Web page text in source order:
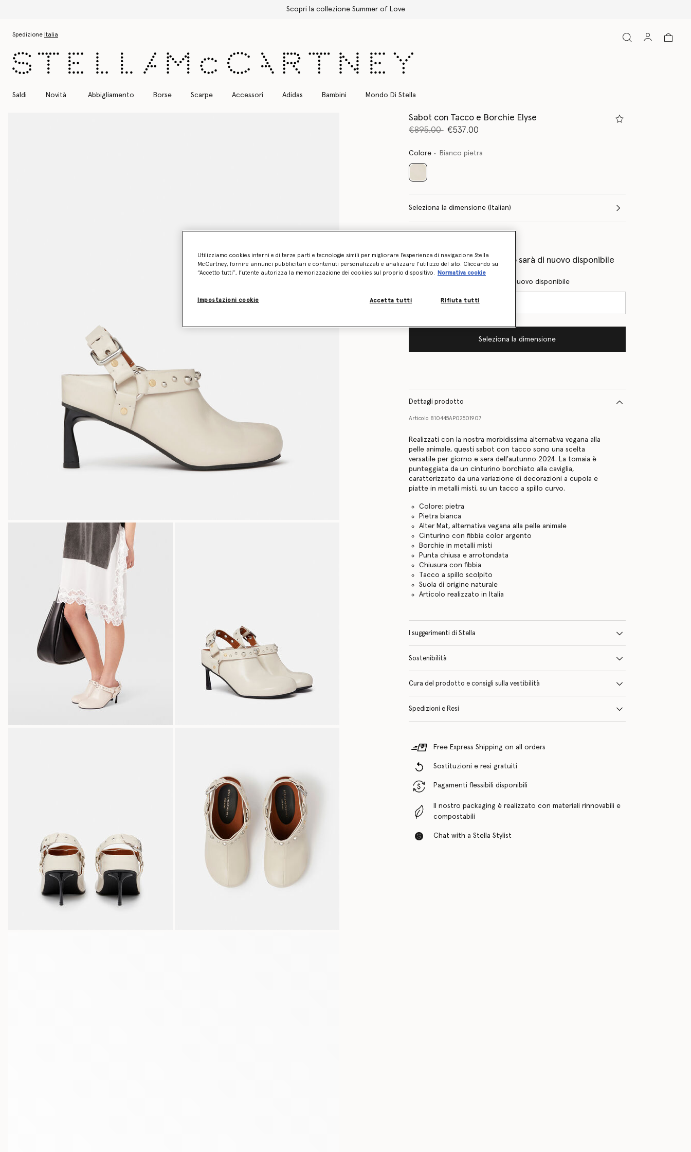
Spedizione Express gratuita per tutti gli ordini
Spedizione Italia
Saldi Novità Abbigliamento Borse Scarpe Accessori Adidas Bambini Mondo Di Stella
Sabot con Tacco e Borchie Elyse
Prezzo ridotto da
€895.00a€537.00
Colore Bianco pietra
selezionato
Seleziona la dimensione (Italian)
Scopri in anteprima quando sarà di nuovo disponibile
l’articolo
Inviami un’e-mail quando sarà di nuovo disponibile
Seleziona la dimensione
Dettagli prodotto
Articolo 810445AP02501907
Realizzati con la nostra morbidissima alternativa vegana alla
pelle animale, questi sabot con tacco sono una scelta
versatile per giorno e sera dell'autunno 2024. La tomaia è
punteggiata da un cinturino borchiato alla caviglia,
caratterizzato da una variazione di decorazioni a cupola e
piatte in metalli misti, su un tacco a spillo curvo.
Colore: pietra
Pietra bianca
Alter Mat, alternativa vegana alla pelle animale
Cinturino con fibbia color argento
Borchie in metalli misti
Punta chiusa e arrotondata
Chiusura con fibbia
Tacco a spillo scolpito
Suola di origine naturale
Articolo realizzato in Italia
I suggerimenti di Stella
Sostenibilità
Cura del prodotto e consigli sulla vestibilità
Spedizioni e Resi
Free Express Shipping on all orders
Sostituzioni e resi gratuiti
Pagamenti flessibili disponibili
Il nostro packaging è realizzato con materiali rinnovabili e
compostabili
Chat with a Stella Stylist
Utilizziamo cookies interni e di terze parti e tecnologie simili per migliorare l’esperienza di navigazione Stella
McCartney, fornire annunci pubblicitari e contenuti personalizzati e analizzare l’utilizzo del sito. Cliccando su
“Accetto tutti”, l’utente autorizza la memorizzazione dei cookies sul proprio dispositivo.
Normativa cookie
Impostazioni cookie Rifiuta tutti
Accetta tutti